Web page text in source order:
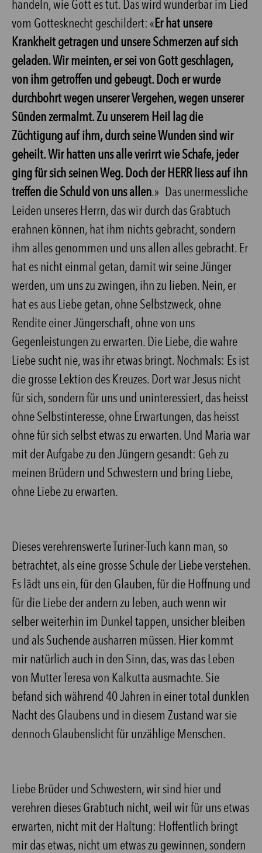
handeln, wie Gott es tut. Das wird wunderbar im Lied
vom Gottesknecht geschildert: «Er hat unsere
Krankheit getragen und unsere Schmerzen auf sich
geladen. Wir meinten, er sei von Gott geschlagen,
von ihm getroffen und gebeugt. Doch er wurde
durchbohrt wegen unserer Vergehen, wegen unserer
Sünden zermalmt. Zu unserem Heil lag die
Züchtigung auf ihm, durch seine Wunden sind wir
geheilt. Wir hatten uns alle verirrt wie Schafe, jeder
ging für sich seinen Weg. Doch der HERR liess auf ihn
treffen die Schuld von uns allen.» Das unermessliche
Leiden unseres Herrn, das wir durch das Grabtuch
erahnen können, hat ihm nichts gebracht, sondern
ihm alles genommen und uns allen alles gebracht. Er
hat es nicht einmal getan, damit wir seine Jünger
werden, um uns zu zwingen, ihn zu lieben. Nein, er
hat es aus Liebe getan, ohne Selbstzweck, ohne
Rendite einer Jüngerschaft, ohne von uns
Gegenleistungen zu erwarten. Die Liebe, die wahre
Liebe sucht nie, was ihr etwas bringt. Nochmals: Es ist
die grosse Lektion des Kreuzes. Dort war Jesus nicht
für sich, sondern für uns und uninteressiert, das heisst
ohne Selbstinteresse, ohne Erwartungen, das heisst
ohne für sich selbst etwas zu erwarten. Und Maria war
mit der Aufgabe zu den Jüngern gesandt: Geh zu
meinen Brüdern und Schwestern und bring Liebe,
ohne Liebe zu erwarten.
Dieses verehrenswerte Turiner-Tuch kann man, so
betrachtet, als eine grosse Schule der Liebe verstehen.
Es lädt uns ein, für den Glauben, für die Hoffnung und
für die Liebe der andern zu leben, auch wenn wir
selber weiterhin im Dunkel tappen, unsicher bleiben
und als Suchende ausharren müssen. Hier kommt
mir natürlich auch in den Sinn, das, was das Leben
von Mutter Teresa von Kalkutta ausmachte. Sie
befand sich während 40 Jahren in einer total dunklen
Nacht des Glaubens und in diesem Zustand war sie
dennoch Glaubenslicht für unzählige Menschen.
Liebe Brüder und Schwestern, wir sind hier und
verehren dieses Grabtuch nicht, weil wir für uns etwas
erwarten, nicht mit der Haltung: Hoffentlich bringt
mir das etwas, nicht um etwas zu gewinnen, sondern